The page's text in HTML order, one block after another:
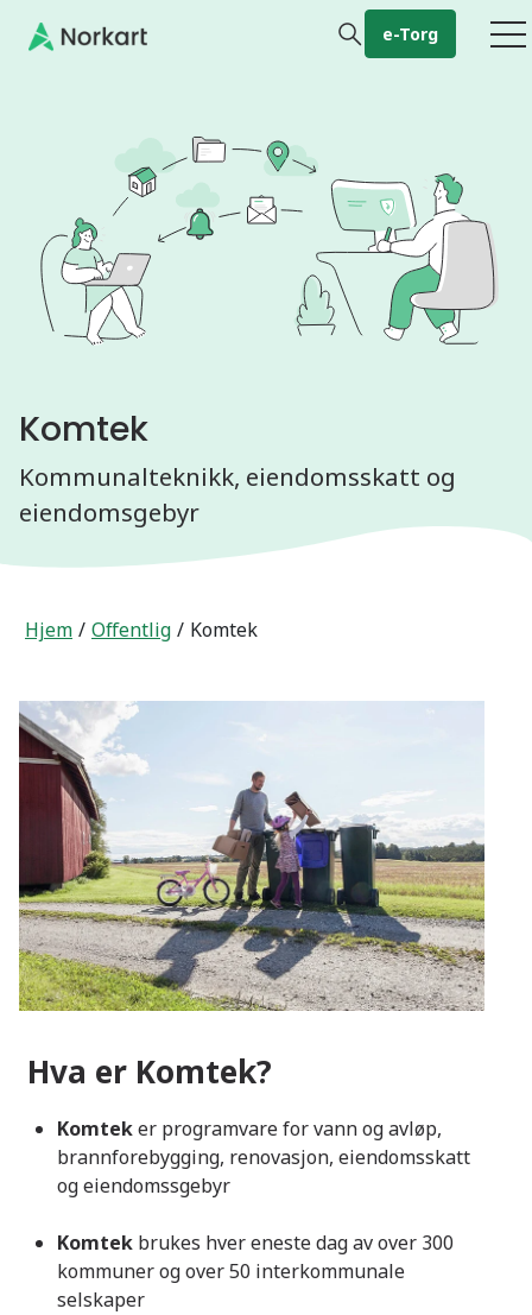
e-Torg
Komtek
Kommunalteknikk, eiendomsskatt og
eiendomsgebyr
Hjem Offentlig Komtek
Hva er Komtek?
Komteker programvare for vann og avløp,
brannforebygging, renovasjon, eiendomsskatt
og eiendomssgebyr
Komtek brukes hver eneste dag av over 300
kommuner og over 50 interkommunale
selskaper